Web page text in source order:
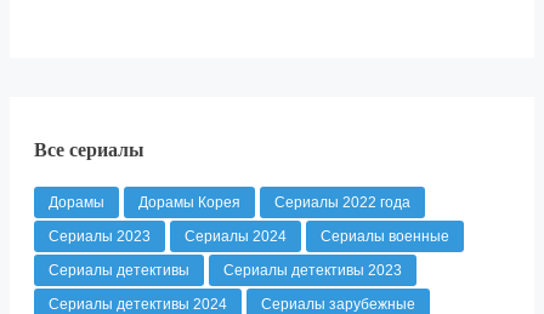
Все сериалы
Дорамы Дорамы Корея
Сериалы 2022 года
Сериалы 2023
Сериалы 2024
Сериалы военные
Сериалы детективы
Сериалы детективы 2023
Сериалы детективы 2024
Сериалы зарубежные